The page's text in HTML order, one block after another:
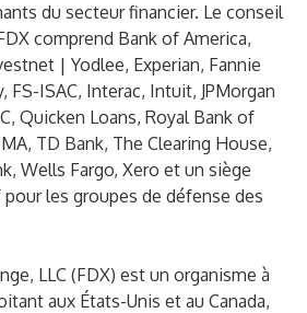
du secteur financier. Le conseil
comprend Bank of America,
| Yodlee, Experian, Fannie
FS-ISAC, Interac, Intuit, JPMorgan
Quicken Loans, Royal Bank of
TD Bank, The Clearing House,
Wells Fargo, Xero et un siège
les groupes de défense des
LLC (FDX) est un organisme à
aux États-Unis et au Canada,